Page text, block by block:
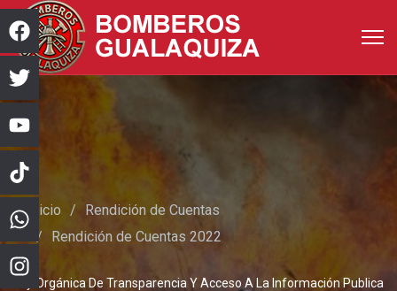
Ley Orgánica De Transparencia Y Acceso A La Información Publica
Inicio
Rendición de Cuentas
Rendición de Cuentas 2022